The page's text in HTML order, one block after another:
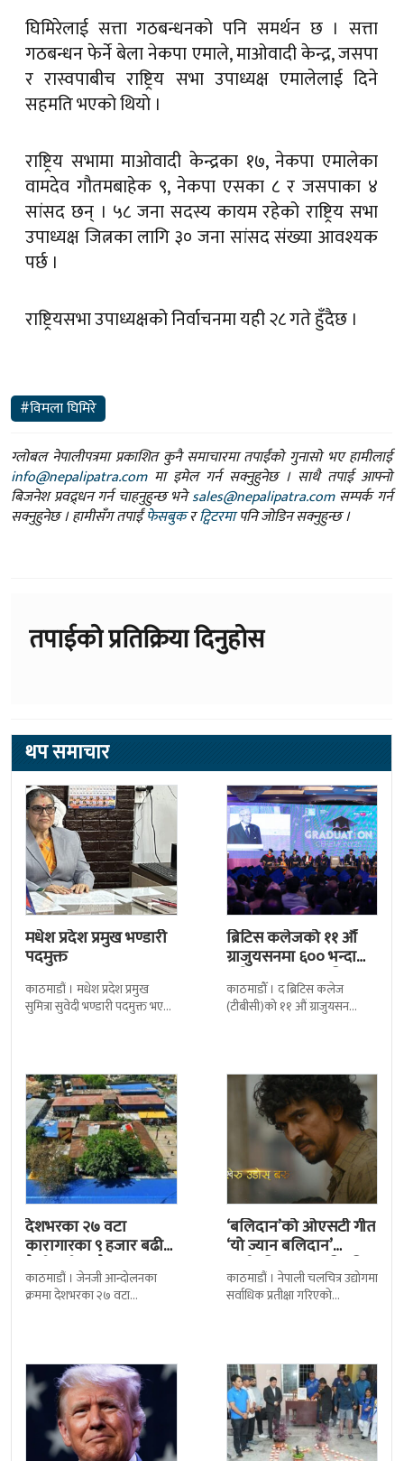
घिमिरेलाई सत्ता गठबन्धनको पनि समर्थन छ । सत्ता
गठबन्धन फेर्ने बेला नेकपा एमाले, माओवादी केन्द्र, जसपा
र रास्वपाबीच राष्ट्रिय सभा उपाध्यक्ष एमालेलाई दिने
सहमति भएको थियो ।
राष्ट्रिय सभामा माओवादी केन्द्रका १७, नेकपा एमालेका
वामदेव गौतमबाहेक ९, नेकपा एसका ८ र जसपाका ४
सांसद छन् । ५८ जना सदस्य कायम रहेको राष्ट्रिय सभा
उपाध्यक्ष जित्नका लागि ३० जना सांसद संख्या आवश्यक
पर्छ ।
राष्ट्रियसभा उपाध्यक्षको निर्वाचनमा यही २८ गते हुँदैछ ।
#विमला घिमिरे
ग्लोबल नेपालीपत्रमा प्रकाशित कुनै समाचारमा तपाईंको गुनासो भए हामीलाई
info@nepalipatra.comमा इमेल गर्न सक्नुहुनेछ । साथै तपाई आफ्नो
बिजनेश प्रवद्र्धन गर्न चाहनुहुन्छ भनेsales@nepalipatra.comसम्पर्क गर्न
सक्नुहुनेछ । हामीसँग तपाईंफेसबुकरट्विटरमापनि जोडिन सक्नुहुन्छ ।
तपाईको प्रतिक्रिया दिनुहोस
थप समाचार
मधेश प्रदेश प्रमुख भण्डारी
पदमुक्त
काठमाडौं । मधेश प्रदेश प्रमुख
सुमित्रा सुवेदी भण्डारी पदमुक्त भएकी
ब्रिटिस कलेजको ११ औँ
ग्राजुयसनमा ६०० भन्दा
बढी ग्राजुयट सम्मानित
काठमाडौँ । द ब्रिटिस कलेज
(टीबीसी)को ११ औं ग्राजुयसन
देशभरका २७ वटा
कारागारका ९ हजार बढी
कैदीबन्दी अझै फरार
काठमाडौं । जेनजी आन्दोलनका
क्रममा देशभरका २७ वटा
‘बलिदान’को ओएसटी गीत
‘यो ज्यान बलिदान’
सार्वजनिक, मातृभूमिप्रति
पुत्रको भावनात्मक…
काठमाडौं । नेपाली चलचित्र उद्योगमा
सर्वाधिक प्रतीक्षा गरिएको